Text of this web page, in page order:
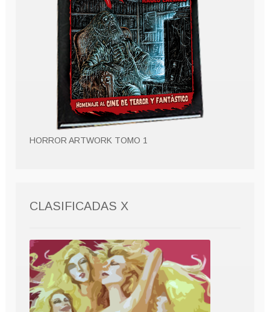
HORROR ARTWORK TOMO 1
CLASIFICADAS X